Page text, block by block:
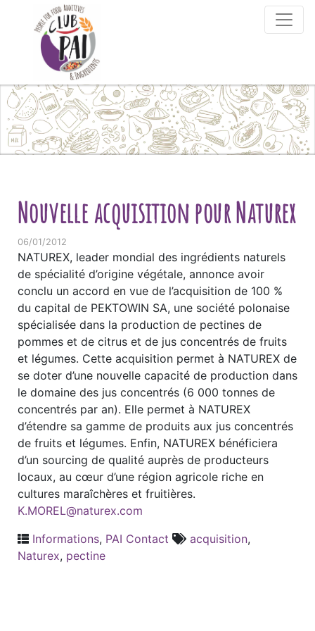
Skip to content
Nouvelle acquisition pour Naturex
06/01/2012
NATUREX, leader mondial des ingrédients naturels
de spécialité d’origine végétale, annonce avoir
conclu un accord en vue de l’acquisition de 100 %
du capital de PEKTOWIN SA, une société polonaise
spécialisée dans la production de pectines de
pommes et de citrus et de jus concentrés de fruits
et légumes. Cette acquisition permet à NATUREX de
se doter d’une nouvelle capacité de production dans
le domaine des jus concentrés (6 000 tonnes de
concentrés par an). Elle permet à NATUREX
d’étendre sa gamme de produits aux jus concentrés
de fruits et légumes. Enfin, NATUREX bénéficiera
d’un sourcing de qualité auprès de producteurs
locaux, au cœur d’une région agricole riche en
cultures maraîchères et fruitières.
K.MOREL@naturex.com
Informations, PAI Contact acquisition,
Naturex, pectine